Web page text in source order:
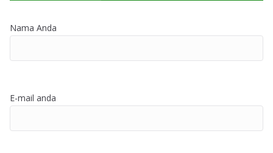
Nama Anda
E-mail anda